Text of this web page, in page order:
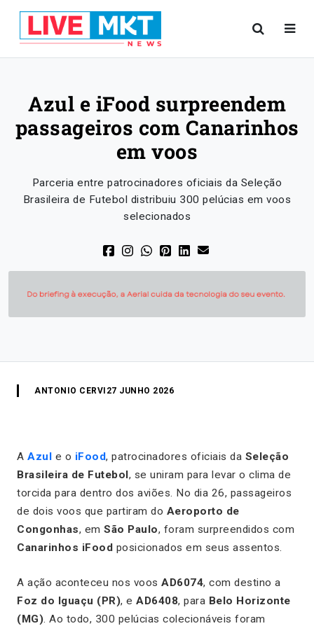
Azul e iFood surpreendem
passageiros com Canarinhos
em voos
Parceria entre patrocinadores oficiais da Seleção
Brasileira de Futebol distribuiu 300 pelúcias em voos
selecionados
ANTONIO CERVI 27 JUNHO 2026
A Azul e o iFood, patrocinadores oficiais da Seleção
Brasileira de Futebol, se uniram para levar o clima de
torcida para dentro dos aviões. No dia 26, passageiros
de dois voos que partiram do Aeroporto de
Congonhas, em São Paulo, foram surpreendidos com
Canarinhos iFood posicionados em seus assentos.
A ação aconteceu nos voos AD6074, com destino a
Foz do Iguaçu (PR), e AD6408, para Belo Horizonte
(MG). Ao todo, 300 pelúcias colecionáveis foram